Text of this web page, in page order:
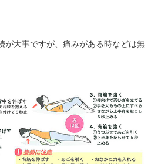
が大事ですが、痛みがある時などは無